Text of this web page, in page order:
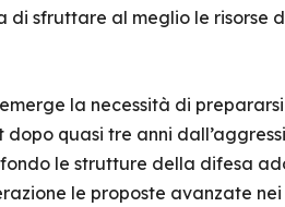
di sfruttare al meglio le
la necessità di prepararsi
dopo quasi tre anni
le strutture della difesa
le proposte avanzate